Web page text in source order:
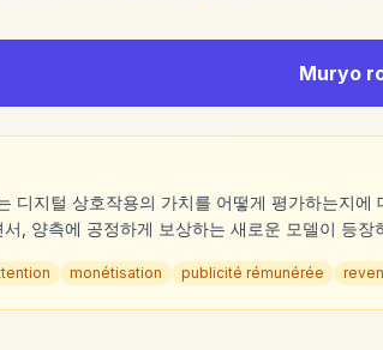
Muryo
디지털 상호작용의 가치를 어떻게 평가하는지
, 양측에 공정하게 보상하는 새로운 모델이 등장
monétisation publicité rémunérée